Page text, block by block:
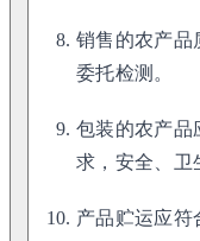
销售的农产品
委托检测。
包装的农产品
求，安全、卫
产品贮运应符